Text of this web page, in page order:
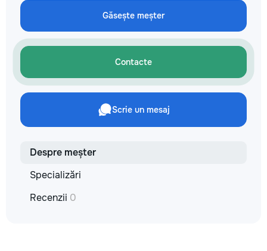
не включается? Не спешите
покупать новую! Спасем ваш
бюджет.
Găsește meșter
Contacte
Scrie un mesaj
Despre meșter
Specializări
Recenzii 0